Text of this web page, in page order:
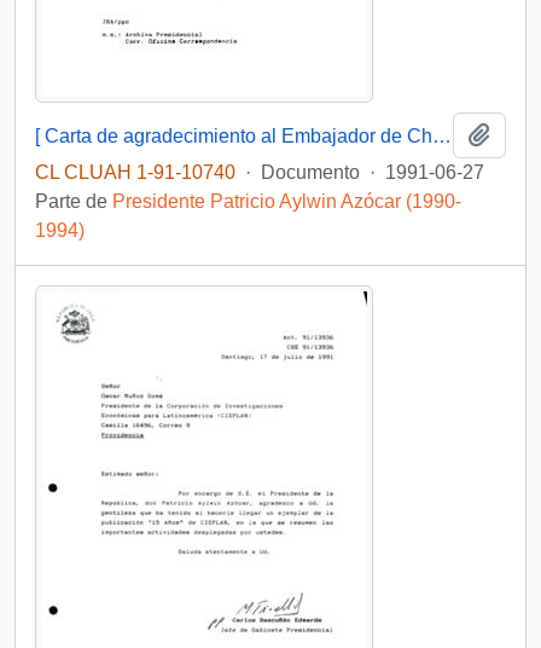
[ Carta de agradecimiento al Embajador de Chile en Argentina por el envío de una fotografía poco conocida del histórico "abrazo del Estrecho"]
CL CLUAH 1-91-10740 · Documento · 1991-06-27
Parte de Presidente Patricio Aylwin Azócar (1990-
1994)